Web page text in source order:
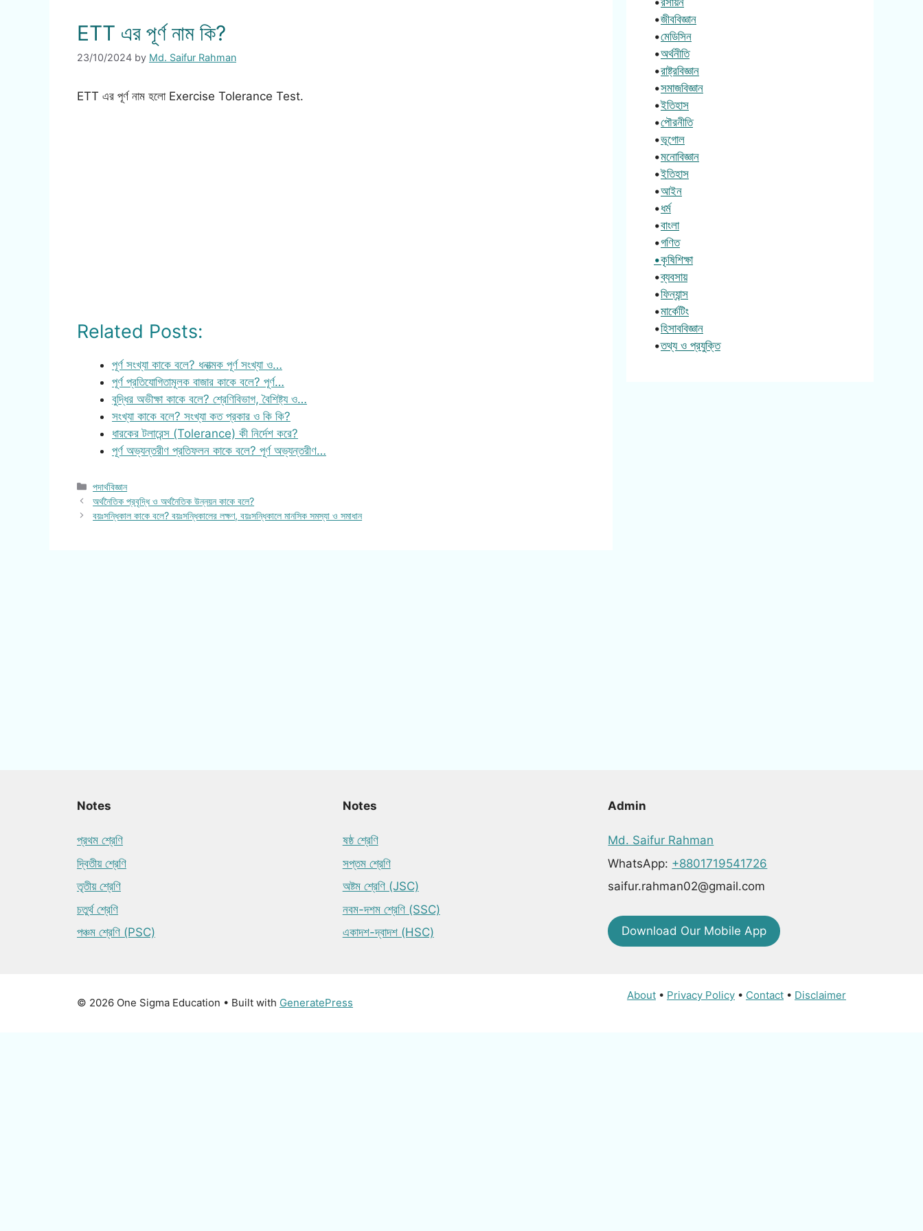
ETT এর পূর্ণ নাম কি?
23/10/2024 by Md. Saifur Rahman
ETT এর পূর্ণ নাম হলো Exercise Tolerance Test.
Related Posts:
পূর্ণ সংখ্যা কাকে বলে? ধনাত্মক পূর্ণ সংখ্যা ও…
পূর্ণ প্রতিযোগিতামূলক বাজার কাকে বলে? পূর্ণ…
বুদ্ধির অভীক্ষা কাকে বলে? শ্রেণিবিভাগ, বৈশিষ্ট্য ও…
সংখ্যা কাকে বলে? সংখ্যা কত প্রকার ও কি কি?
ধারকের টলারেন্স (Tolerance) কী নির্দেশ করে?
পূর্ণ অভ্যন্তরীণ প্রতিফলন কাকে বলে? পূর্ণ অভ্যন্তরীণ…
Categories
পদার্থবিজ্ঞান
অর্থনৈতিক প্রবৃদ্ধি ও অর্থনৈতিক উন্নয়ন কাকে বলে?
বয়ঃসন্ধিকাল কাকে বলে? বয়ঃসন্ধিকালের লক্ষণ, বয়ঃসন্ধিকালে মানসিক সমস্যা ও সমাধান
•জীববিজ্ঞান
•মেডিসিন
•অর্থনীতি
•রাষ্ট্রবিজ্ঞান
•সমাজবিজ্ঞান
•ইতিহাস
•পৌরনীতি
•ভূগোল
•মনোবিজ্ঞান
•ইতিহাস
•আইন
•ধর্ম
•বাংলা
•গণিত
•কৃষিশিক্ষা
•ব্যবসায়
•ফিন্যান্স
•মার্কেটিং
•হিসাববিজ্ঞান
•তথ্য ও প্রযুক্তি
Notes
প্রথম শ্রেণি
দ্বিতীয় শ্রেণি
তৃতীয় শ্রেণি
চতুর্থ শ্রেণি
পঞ্চম শ্রেণি (PSC)
Notes
ষষ্ঠ শ্রেণি
সপ্তম শ্রেণি
অষ্টম শ্রেণি (JSC)
নবম-দশম শ্রেণি (SSC)
একাদশ-দ্বাদশ (HSC)
Admin
Md. Saifur Rahman
WhatsApp: +8801719541726
saifur.rahman02@gmail.com
Download Our Mobile App
About • Privacy Policy • Contact • Disclaimer
© 2026 One Sigma Education • Built with GeneratePress